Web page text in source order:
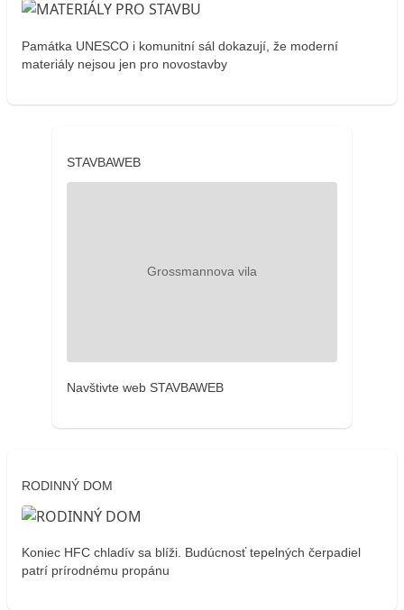
Památka UNESCO i komunitní sál dokazují, že moderní
materiály nejsou jen pro novostavby
STAVBAWEB
Navštivte web STAVBAWEB
RODINNÝ DOM
Koniec HFC chladív sa blíži. Budúcnosť tepelných čerpadiel
patrí prírodnému propánu